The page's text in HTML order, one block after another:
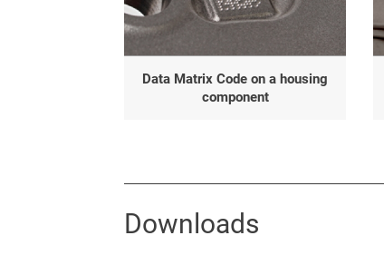
Data Matrix Code on a housing
component
Downloads